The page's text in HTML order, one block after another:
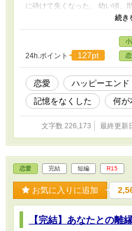
に砕けて失くなった。 幼い頃、
られた新しい家族との日々。 ず
のに。 でもそれは全て嘘で塗り
24h.ポイント 127pt
小
恋愛 ハッピーエンド
記憶をなくした
何が
文字数 226,173 最終更新
恋愛 完結 短編 R15
お気に入りに追加
【完結】あなたとの離